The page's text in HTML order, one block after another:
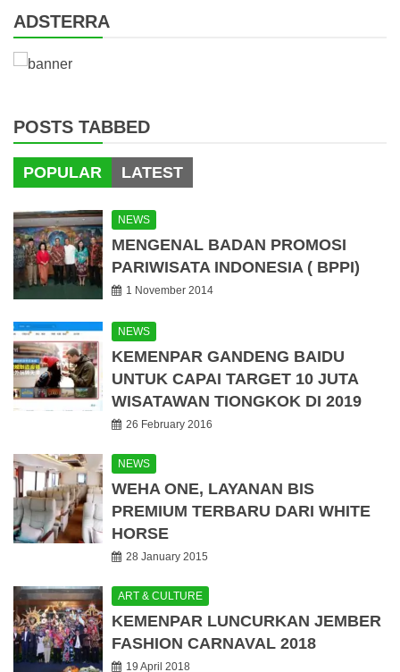
ADSTERRA
POSTS TABBED
POPULAR LATEST
NEWS
MENGENAL BADAN PROMOSI
PARIWISATA INDONESIA ( BPPI)
1 November 2014
NEWS
KEMENPAR GANDENG BAIDU
UNTUK CAPAI TARGET 10 JUTA
WISATAWAN TIONGKOK DI 2019
26 February 2016
NEWS
WEHA ONE, LAYANAN BIS
PREMIUM TERBARU DARI WHITE
HORSE
28 January 2015
ART & CULTURE
KEMENPAR LUNCURKAN JEMBER
FASHION CARNAVAL 2018
19 April 2018